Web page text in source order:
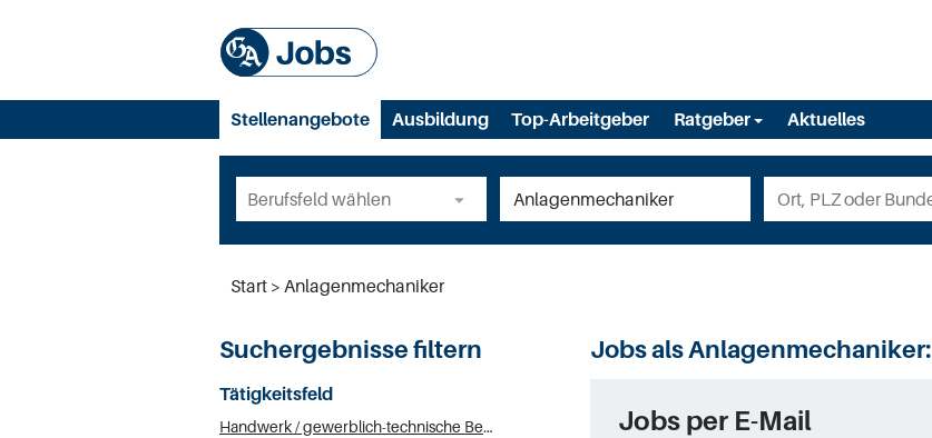
Stellenangebote Ausbildung Top-Arbeitgeber Ratgeber Aktuelles
Start Anlagenmechaniker
Suchergebnisse filtern
Tätigkeitsfeld
Handwerk / gewerblich-technische Berufe (2596)
Jobs als Anlagenmechaniker:
Jobs per E-Mail